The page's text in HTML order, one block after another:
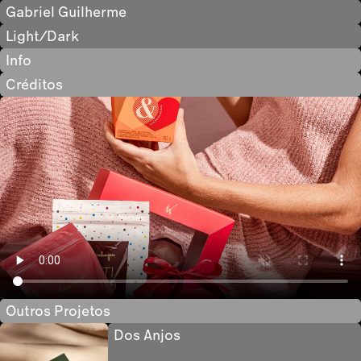
Gabriel Guilherme
Light/Dark
Info
Créditos
Dos Anjos
Outros Projetos